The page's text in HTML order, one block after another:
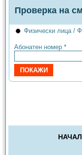
Проверка на
Физически лица /
Абонатен номер *